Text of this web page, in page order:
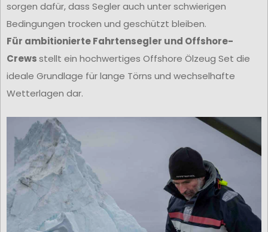
sorgen dafür, dass Segler auch unter schwierigen
Bedingungen trocken und geschützt bleiben.
Für ambitionierte Fahrtensegler und Offshore-
Crewsstellt ein hochwertiges Offshore Ölzeug Set die
ideale Grundlage für lange Törns und wechselhafte
Wetterlagen dar.